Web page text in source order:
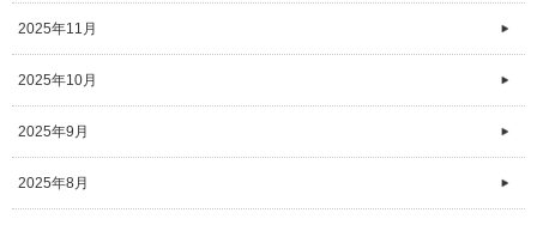
2025年11月
2025年10月
2025年9月
2025年8月